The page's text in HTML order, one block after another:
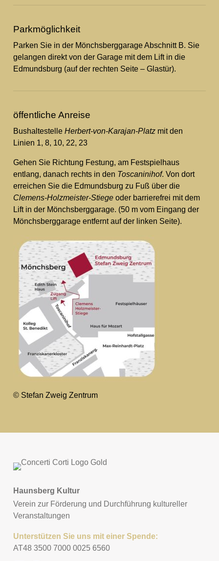
Parkmöglichkeit
Parken Sie in der Mönchsberggarage Abschnitt B. Sie
gelangen direkt von der Garage mit dem Lift in die
Edmundsburg (auf der rechten Seite – Glastür).
öffentliche Anreise
Bushaltestelle Herbert-von-Karajan-Platzmit den
Linien 1, 8, 10, 22, 23
Gehen Sie Richtung Festung, am Festspielhaus
entlang, danach rechts in den Toscaninihof. Von dort
erreichen Sie die Edmundsburg zu Fuß über die
Clemens-Holzmeister-Stiegeoder barrierefrei mit dem
Lift in der Mönchsberggarage. (50 m vom Eingang der
Mönchsberggarage entfernt auf der linken Seite).
© Stefan Zweig Zentrum
Haunsberg Kultur
Verein zur Förderung und Durchführung kultureller
Veranstaltungen
Unterstützen Sie uns mit einer Spende:
AT48 3500 7000 0025 6560